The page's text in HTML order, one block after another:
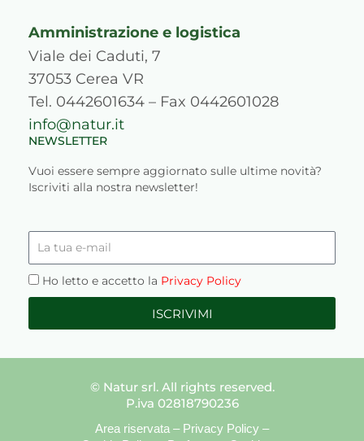
Amministrazione e logistica
Viale dei Caduti, 7
37053 Cerea VR
Tel. 0442601634 – Fax 0442601028
info@natur.it
NEWSLETTER
Vuoi essere sempre aggiornato sulle ultime novità?
Iscriviti alla nostra newsletter!
tua
mail
Privacy
Ho letto e accetto la Privacy Policy
ISCRIVIMI
© Natur srl. All rights reserved.
P.iva 02818790236
Area riservata – Privacy Policy –